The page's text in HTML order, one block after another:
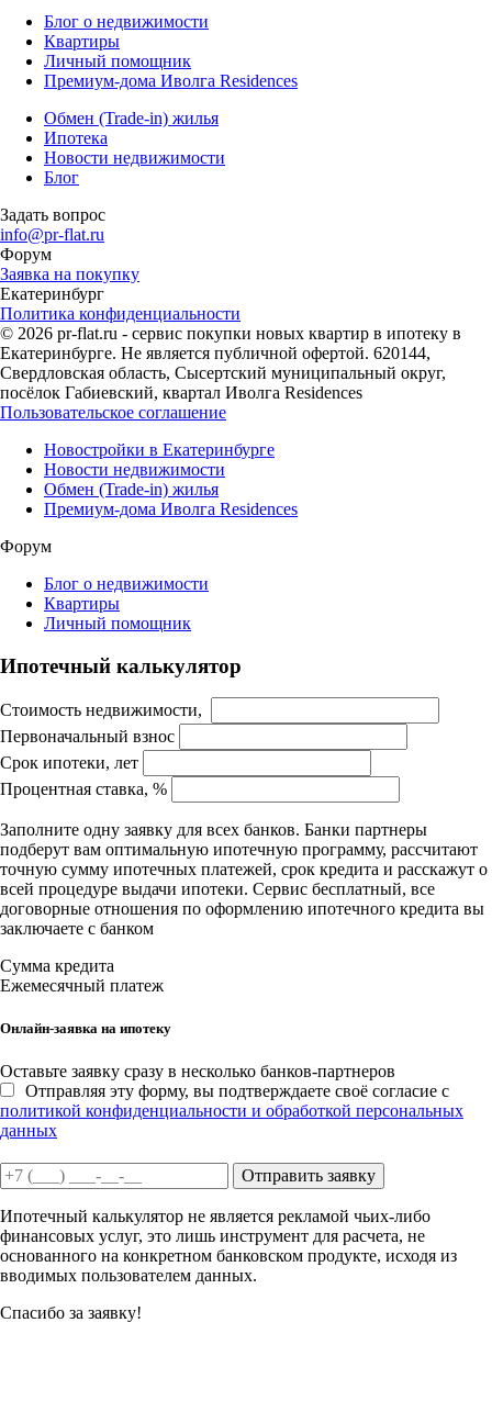
Блог о недвижимости
Квартиры
Личный помощник
Премиум-дома Иволга Residences
Обмен (Trade-in) жилья
Ипотека
Новости недвижимости
Блог
Задать вопрос
info@pr-flat.ru
Форум
Заявка на покупку
Екатеринбург
Политика конфиденциальности
© 2026 pr-flat.ru - сервис покупки новых квартир в ипотеку в
Екатеринбурге. Не является публичной офертой. 620144,
Свердловская область, Сысертский муниципальный округ,
посёлок Габиевский, квартал Иволга Residences
Пользовательское соглашение
Новостройки в Екатеринбурге
Новости недвижимости
Обмен (Trade-in) жилья
Премиум-дома Иволга Residences
Форум
Блог о недвижимости
Квартиры
Личный помощник
Ипотечный калькулятор
Стоимость недвижимости,
Первоначальный взнос
Срок ипотеки, лет
Процентная ставка, %
Заполните одну заявку для всех банков. Банки партнеры
подберут вам оптимальную ипотечную программу, рассчитают
точную сумму ипотечных платежей, срок кредита и расскажут о
всей процедуре выдачи ипотеки. Сервис бесплатный, все
договорные отношения по оформлению ипотечного кредита вы
заключаете с банком
Сумма кредита
Ежемесячный платеж
Онлайн-заявка на ипотеку
Оставьте заявку сразу в несколько банков-партнеров
Отправляя эту форму, вы подтверждаете своё согласие с
политикой конфиденциальности и обработкой персональных
данных
Отправить заявку
Ипотечный калькулятор не является рекламой чьих-либо
финансовых услуг, это лишь инструмент для расчета, не
основанного на конкретном банковском продукте, исходя из
вводимых пользователем данных.
Спасибо за заявку!